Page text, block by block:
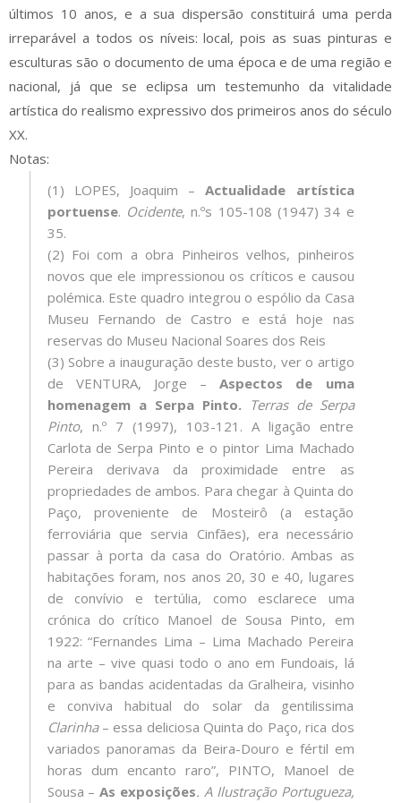
últimos 10 anos, e a sua dispersão constituirá uma perda
irreparável a todos os níveis: local, pois as suas pinturas e
esculturas são o documento de uma época e de uma região e
nacional, já que se eclipsa um testemunho da vitalidade
artística do realismo expressivo dos primeiros anos do século
XX.
Notas:
(1) LOPES, Joaquim –Actualidade artística
portuense. Ocidente, n.ºs 105-108 (1947) 34 e
35.
(2) Foi com a obra Pinheiros velhos, pinheiros
novos que ele impressionou os críticos e causou
polémica. Este quadro integrou o espólio da Casa
Museu Fernando de Castro e está hoje nas
reservas do Museu Nacional Soares dos Reis
(3) Sobre a inauguração deste busto, ver o artigo
de VENTURA, Jorge –Aspectos de uma
homenagem a Serpa Pinto. Terras de Serpa
Pinto, n.º 7 (1997), 103-121. A ligação entre
Carlota de Serpa Pinto e o pintor Lima Machado
Pereira derivava da proximidade entre as
propriedades de ambos. Para chegar à Quinta do
Paço, proveniente de Mosteirô (a estação
ferroviária que servia Cinfães), era necessário
passar à porta da casa do Oratório. Ambas as
habitações foram, nos anos 20, 30 e 40, lugares
de convívio e tertúlia, como esclarece uma
crónica do crítico Manoel de Sousa Pinto, em
1922: “Fernandes Lima – Lima Machado Pereira
na arte – vive quasi todo o ano em Fundoais, lá
para as bandas acidentadas da Gralheira, visinho
e conviva habitual do solar da gentilissima
Clarinha– essa deliciosa Quinta do Paço, rica dos
variados panoramas da Beira-Douro e fértil em
horas dum encanto raro”, PINTO, Manoel de
Sousa –As exposições. A Ilustração Portugueza,